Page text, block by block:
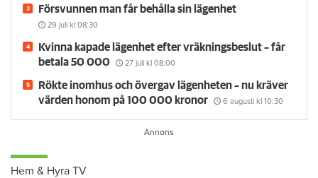
Försvunnen man får behålla sin lägenhet
29 juli kl 08:30
Kvinna kapade lägenhet efter vräkningsbeslut – får
betala 50 000
27 juli kl 08:00
Rökte inomhus och övergav lägenheten – nu kräver
värden honom på 100 000 kronor
6 augusti kl 10:30
Hem & Hyra TV